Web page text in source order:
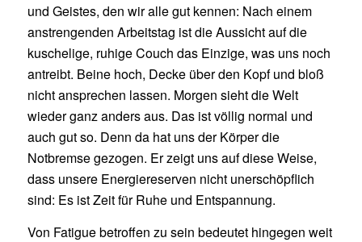
und Geistes, den wir alle gut kennen: Nach einem
anstrengenden Arbeitstag ist die Aussicht auf die
kuschelige, ruhige Couch das Einzige, was uns noch
antreibt. Beine hoch, Decke über den Kopf und bloß
nicht ansprechen lassen. Morgen sieht die Welt
wieder ganz anders aus. Das ist völlig normal und
auch gut so. Denn da hat uns der Körper die
Notbremse gezogen. Er zeigt uns auf diese Weise,
dass unsere Energiereserven nicht unerschöpflich
sind: Es ist Zeit für Ruhe und Entspannung.
Von Fatigue betroffen zu sein bedeutet hingegen weit